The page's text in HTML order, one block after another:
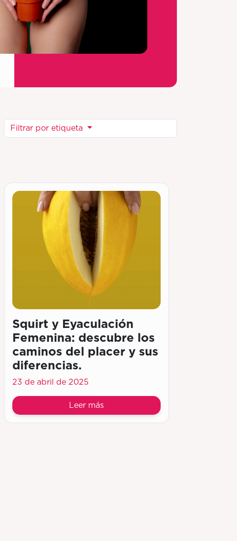
Filtrar por etiqueta
Squirt y Eyaculación
Femenina: descubre los
caminos del placer y sus
diferencias.
23 de abril de 2025
Leer más